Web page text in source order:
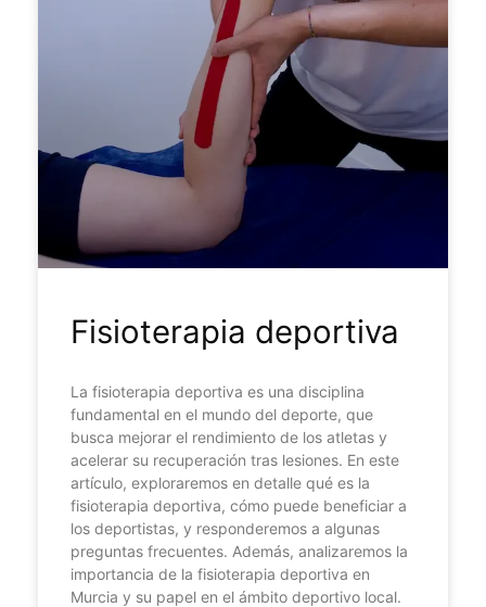
Fisioterapia deportiva
La fisioterapia deportiva es una disciplina
fundamental en el mundo del deporte, que
busca mejorar el rendimiento de los atletas y
acelerar su recuperación tras lesiones. En este
artículo, exploraremos en detalle qué es la
fisioterapia deportiva, cómo puede beneficiar a
los deportistas, y responderemos a algunas
preguntas frecuentes. Además, analizaremos la
importancia de la fisioterapia deportiva en
Murcia y su papel en el ámbito deportivo local.